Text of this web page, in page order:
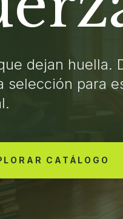
dejan huella.
selección para
CATÁLOGO